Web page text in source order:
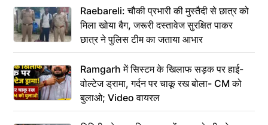
Raebareli: चौकी प्रभारी की मुस्तैदी से छात्र को
मिला खोया बैग, जरूरी दस्तावेज सुरक्षित पाकर
छात्र ने पुलिस टीम का जताया आभार
Ramgarh में सिस्टम के खिलाफ सड़क पर हाई-
वोल्टेज ड्रामा, गर्दन पर चाकू रख बोला- CM को
बुलाओ; Video वायरल